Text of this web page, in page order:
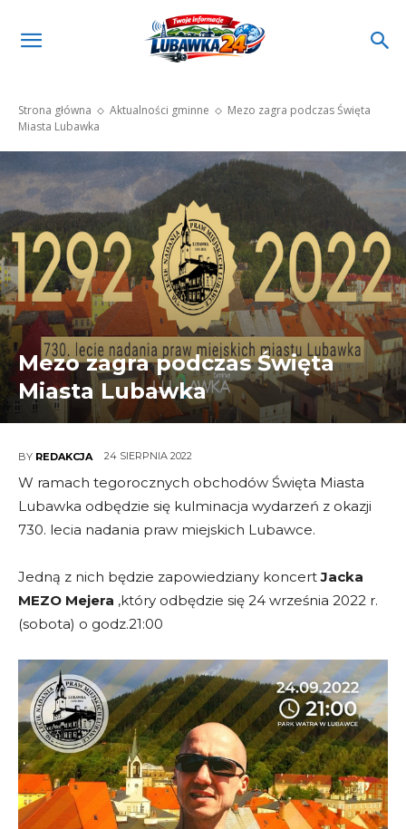
Strona główna Aktualności gminne
Mezo zagra podczas Święta
Miasta Lubawka
Mezo zagra podczas Święta
Miasta Lubawka
BY REDAKCJA 24 SIERPNIA 2022
W ramach tegorocznych obchodów Święta Miasta
Lubawka odbędzie się kulminacja wydarzeń z okazji
730. lecia nadania praw miejskich Lubawce.
Jedną z nich będzie zapowiedziany koncertJacka
MEZO Mejera ,który odbędzie się 24 września 2022 r.
(sobota) o godz.21:00